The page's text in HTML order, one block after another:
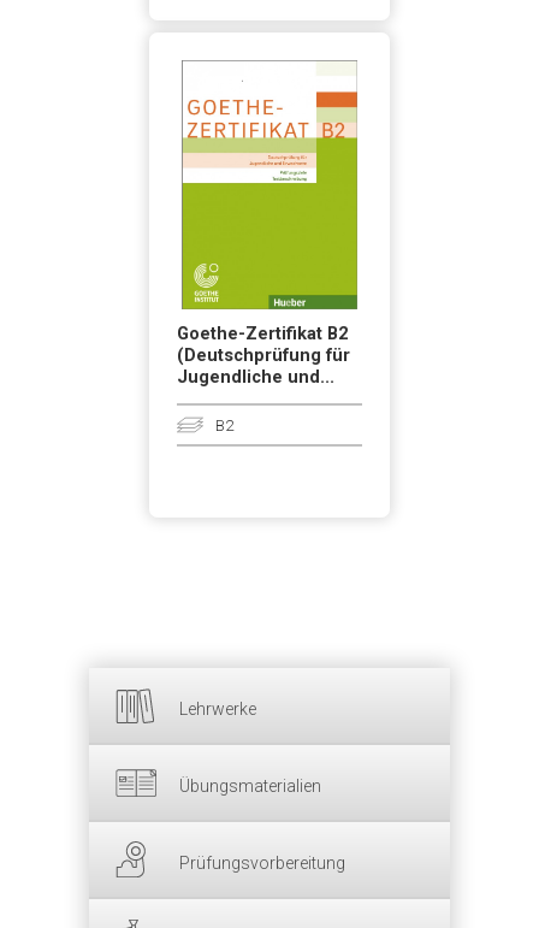
Lehrwerke
Übungsmaterialien
Prüfungsvorbereitung
Goethe-Zertifikat B2
(Deutschprüfung für
Jugendliche und...
B2